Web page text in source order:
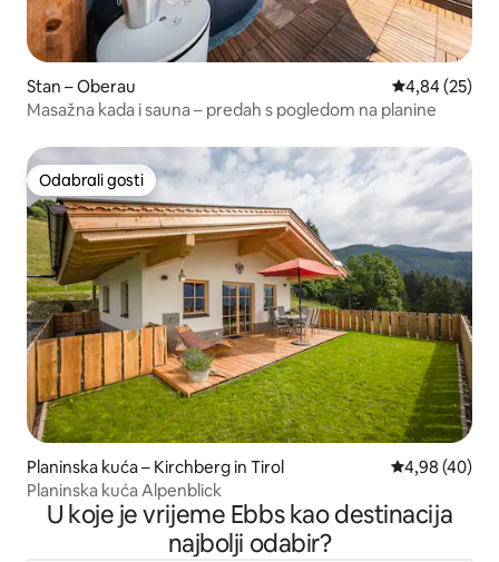
Stan – Oberau Prosječna
4,84 (25)
Masažna kada i sauna – predah s pogledom na planine
Odabrali gosti
Odabrali gosti
Planinska kuća – Kirchberg in Tirol Prosječna
4,98 (40)
Planinska kuća Alpenblick
U koje je vrijeme Ebbs kao destinacija
najbolji odabir?